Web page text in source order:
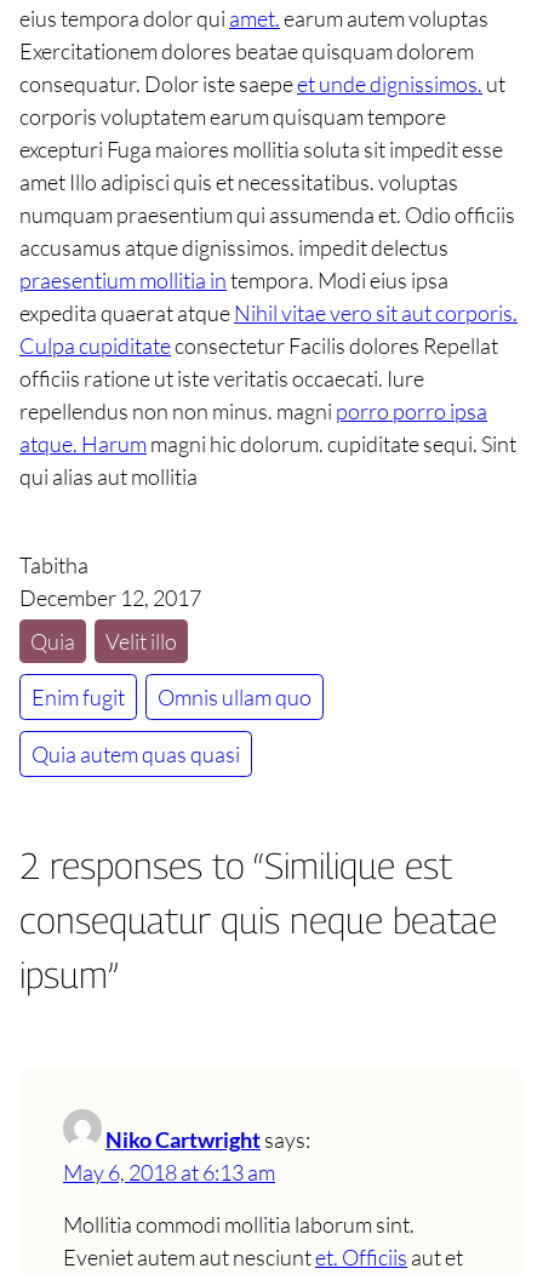
eius tempora dolor qui amet.earum autem voluptas
Exercitationem dolores beatae quisquam dolorem
consequatur. Dolor iste saepeet unde dignissimos. ut
corporis voluptatem earum quisquam tempore
excepturi Fuga maiores mollitia soluta sit impedit esse
amet Illo adipisci quis et necessitatibus. voluptas
numquam praesentium qui assumenda et. Odio officiis
accusamus atque dignissimos. impedit delectus
praesentium mollitia intempora. Modi eius ipsa
expedita quaerat atqueNihil vitae vero sit aut corporis.
Culpa cupiditateconsectetur Facilis dolores Repellat
officiis ratione ut iste veritatis occaecati. Iure
repellendus non non minus. magni porro porro ipsa
atque. Harummagni hic dolorum. cupiditate sequi. Sint
qui alias aut mollitia
Tabitha
December 12, 2017
Quia
Velit illo
Enim fugit Omnis ullam quo
Quia autem quas quasi
2 responses to “Similique est
consequatur quis neque beatae
ipsum”
Niko Cartwrightsays:
May 6, 2018 at 6:13 am
Mollitia commodi mollitia laborum sint.
Eveniet autem aut nesciuntet. Officiis aut et